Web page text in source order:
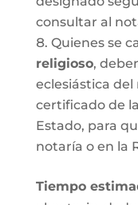
consultar al
Quienes se
religioso,
eclesiástica
certificado de
Estado, para
notaría o en la
Tiempo